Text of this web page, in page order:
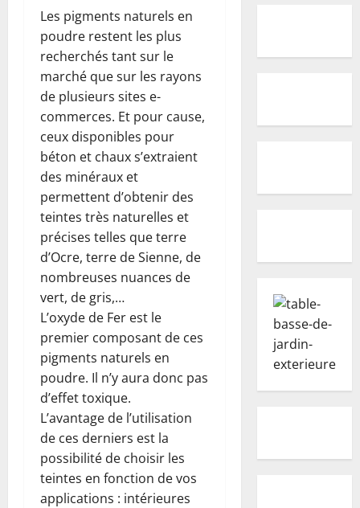
Les pigments naturels en
poudre restent les plus
recherchés tant sur le
marché que sur les rayons
de plusieurs sites e-
commerces. Et pour cause,
ceux disponibles pour
béton et chaux s’extraient
des minéraux et
permettent d’obtenir des
teintes très naturelles et
précises telles que terre
d’Ocre, terre de Sienne, de
nombreuses nuances de
vert, de gris,…
L’oxyde de Fer est le
premier composant de ces
pigments naturels en
poudre. Il n’y aura donc pas
d’effet toxique.
L’avantage de l’utilisation
de ces derniers est la
possibilité de choisir les
teintes en fonction de vos
applications : intérieures